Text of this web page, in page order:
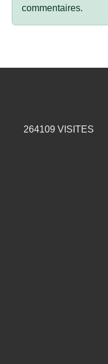
commentaires.
264109 VISITES